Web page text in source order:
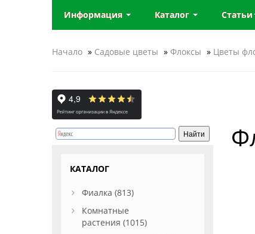
Информация Каталог Статьи
Начало » Садовые цветы » Флоксы » Цветы
КАТАЛОГ
Фиалка (813)
Комнатные
растения (1015)